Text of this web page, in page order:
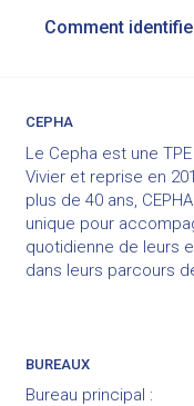
Navigation
CEPHA
Le Cepha est une
Vivier et reprise en
plus de 40 ans,
unique pour
quotidienne de leurs
dans leurs parcours
BUREAUX
Bureau principal :